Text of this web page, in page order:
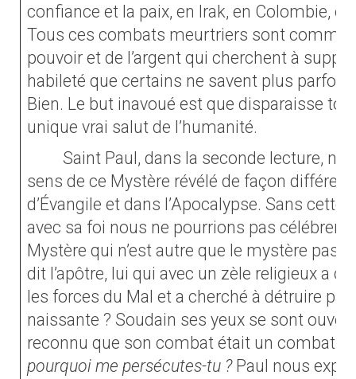
confiance et la paix, en Irak, en Colombie,
Tous ces combats meurtriers sont
pouvoir et de l’argent qui cherchent à
habileté que certains ne savent plus parfois
Bien. Le but inavoué est que disparaisse
unique vrai salut de l’humanité.
Saint Paul, dans la seconde lecture,
sens de ce Mystère révélé de façon
d’Évangile et dans l’Apocalypse. Sans cette
avec sa foi nous ne pourrions pas célébrer
Mystère qui n’est autre que le mystère
dit l’apôtre, lui qui avec un zèle religieux a
les forces du Mal et a cherché à détruire par
naissante ? Soudain ses yeux se sont
reconnu que son combat était un combat
pourquoi me persécutes-tu ?Paul nous